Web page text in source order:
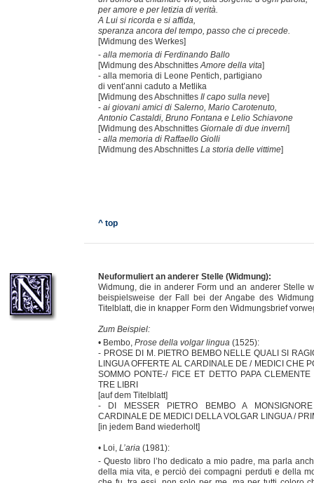
per amore e per letizia di verità.
A Lui si ricorda e si affida,
speranza ancora del tempo, passo che ci precede.
[Widmung des Werkes]
- alla memoria di Ferdinando Ballo
[Widmung des AbschnittesAmore della vita]
- alla memoria di Leone Pentich, partigiano
di vent’anni caduto a Metlika
[Widmung des Abschnittes Il capo sulla neve]
- ai giovani amici di Salerno, Mario Carotenuto,
Antonio Castaldi, Bruno Fontana e Lelio Schiavone
[Widmung des Abschnittes Giornale di due inverni]
- alla memoria di Raffaello Giolli
[Widmung des Abschnittes La storia delle vittime]
^ top
Neuformuliert an anderer Stelle (Widmung):
Widmung, die in anderer Form und an anderer Stelle
beispielsweise der Fall bei der Angabe des
Titelblatt, die in knapper Form den Widmungsbrief
Zum Beispiel:
• Bembo, Prose della volgar lingua (1525):
- PROSE DI M. PIETRO BEMBO NELLE QUALI SI
LINGUA OFFERTE AL CARDINALE DE / MEDICI CHE
SOMMO PONTE-/ FICE ET DETTO PAPA
TRE LIBRI
[auf dem Titelblatt]
- DI MESSER PIETRO BEMBO A
CARDINALE DE MEDICI DELLA VOLGAR LINGUA /
[in jedem Band wiederholt]
• Loi, L’aria (1981):
- Questo libro l’ho dedicato a mio padre, ma parla
della mia vita, e perciò dei compagni perduti e della